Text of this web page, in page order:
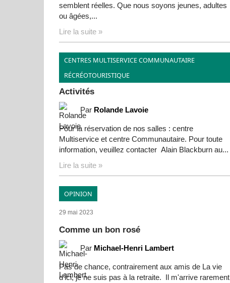
semblent réelles. Que nous soyons jeunes, adultes
ou âgées,...
Lire la suite »
CENTRES MULTISERVICE COMMUNAUTAIRE
RÉCRÉOTOURISTIQUE
31 mai 2023
Activités
Par Rolande Lavoie
Pour la réservation de nos salles : centre
Multiservice et centre Communautaire. Pour toute
information, veuillez contacter Alain Blackburn au...
Lire la suite »
OPINION
29 mai 2023
Comme un bon rosé
Par Michael-Henri Lambert
Pas de chance, contrairement aux amis de La vie
d'ici, je ne suis pas à la retraite. Il m'arrive rarement